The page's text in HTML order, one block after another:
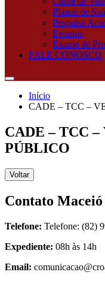
Planos de
Pesquisa
Eventos
Exame de
FALE CONOSCO
Início
CADE – TCC –
CADE – TCC –
PÚBLICO
Voltar
Contato Maceió
Telefone: Telefone: (82)
Expediente: 08h às 14h
Email: